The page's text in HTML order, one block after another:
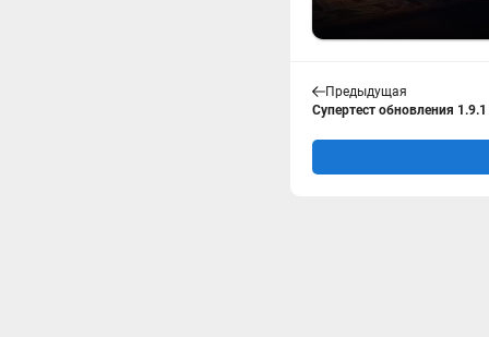
Предыдущая
Супертест обновления